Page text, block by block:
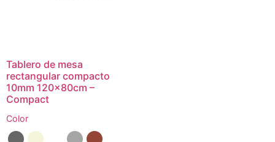
Tablero de mesa
rectangular compacto
10mm 120x80cm –
Compact
Color